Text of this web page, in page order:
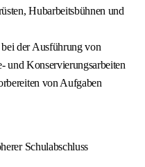
Hubarbeitsbühnen und
der Ausführung von
und Konservierungsarbeiten
von Aufgaben
Schulabschluss